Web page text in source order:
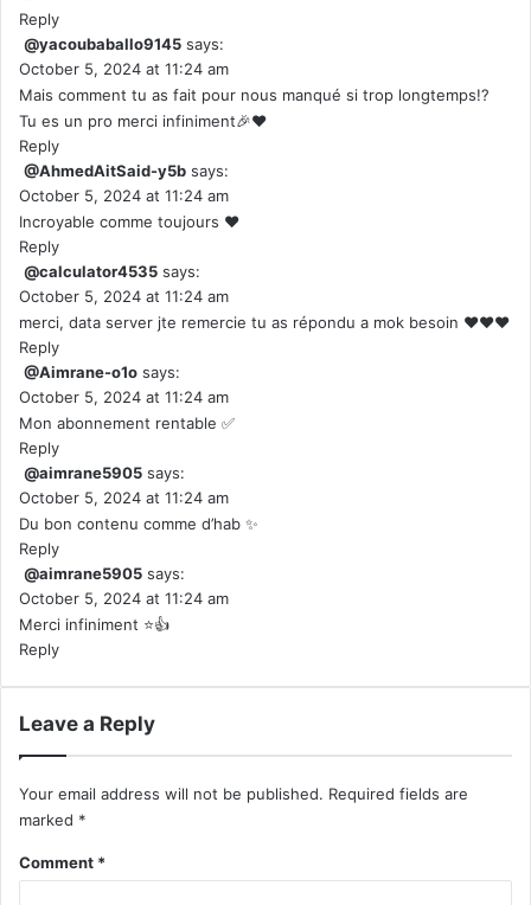
Reply
@yacoubaballo9145 says:
October 5, 2024 at 11:24 am
Mais comment tu as fait pour nous manqué si trop longtemps!?
Tu es un pro merci infiniment🎉❤
Reply
@AhmedAitSaid-y5b says:
October 5, 2024 at 11:24 am
Incroyable comme toujours ❤
Reply
@calculator4535 says:
October 5, 2024 at 11:24 am
merci, data server jte remercie tu as répondu a mok besoin ❤❤❤
Reply
@Aimrane-o1o says:
October 5, 2024 at 11:24 am
Mon abonnement rentable ✅
Reply
@aimrane5905 says:
October 5, 2024 at 11:24 am
Du bon contenu comme d’hab ✨
Reply
@aimrane5905 says:
October 5, 2024 at 11:24 am
Merci infiniment ⭐️👍
Reply
Leave a Reply
Your email address will not be published. Required fields are
marked *
Comment *